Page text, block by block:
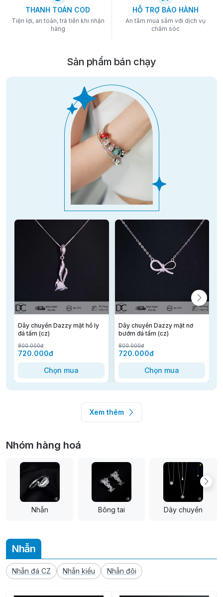
THANH TOÁN COD
Tiện lợi, an toàn, trả tiền khi nhận
hàng
HỖ TRỢ BẢO HÀNH
An tâm mua sắm với dịch vụ
chăm sóc
Sản phẩm bán chạy
Dây chuyền Dazzy mặt hồ ly
đá tấm (cz)
800.000đ
720.000đ
Chọn mua
Dây chuyền Dazzy mặt nơ
bướm đá tấm (cz)
800.000đ
720.000đ
Chọn mua
Xem thêm
Nhóm hàng hoá
Nhẫn Bông tai Dây chuyền
Nhẫn
Nhẫn đá CZ Nhẫn kiểu Nhẫn đôi